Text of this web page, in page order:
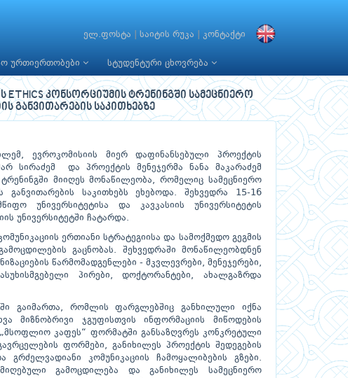
ელ.ფოსტა საიტის რუკა კონტაქტი
ურთიერთობები სტუდენტური ცხოვრება
კონსორციუმის ტრენინგში სამეცნიერო
განვითარების საკითხებზე
ევროკომისიის მიერ დაფინანსებული პროექტის
სირაძემ და პროექტის მენეჯერმა ნანა მაკარაძემ
მიიღეს მონაწილეობა, რომელიც სამეცნიერო
განვითარების საკითხებს ეხებოდა. შეხვედრა 15-16
უნივერსიტეტისა და კავკასიის უნივერსიტეტის
უნივერსიტეტში ჩატარდა.
ერთიანი სტრატეგიისა და სამოქმედო გეგმის
გაცნობას. შეხვედრაში მონაწილეობდნენ
წარმომადგენლები - მკვლევრები, მენეჯერები,
პირები, დოქტორანტები, ახალგაზრდა
გაიმართა, რომლის ფარგლებშიც განხილული იქნა
მიზნობრივი ჯგუფისთვის ინფორმაციის მიწოდების
კაფეს“ ფორმატში განსაზღვრეს კონკრეტული
ფორმები, განიხილეს პროექტის შედეგების
გრძელვადიანი კომუნიკაციის ჩამოყალიბების გზები.
გამოცდილება და განიხილეს სამეცნიერო